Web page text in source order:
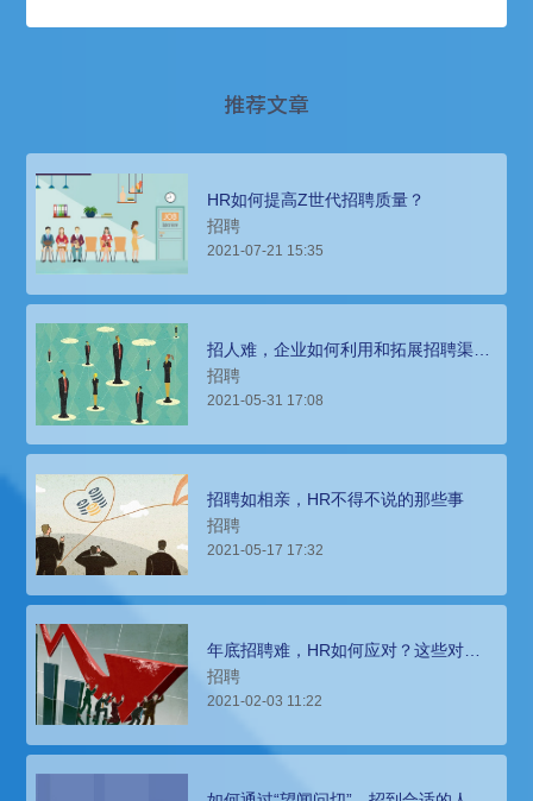
推荐文章
HR如何提高Z世代招聘质量？
招聘
2021-07-21 15:35
招人难，企业如何利用和拓展招聘渠
道？
招聘
2021-05-31 17:08
招聘如相亲，HR不得不说的那些事
招聘
2021-05-17 17:32
年底招聘难，HR如何应对？这些对策
值得一看
招聘
2021-02-03 11:22